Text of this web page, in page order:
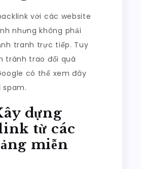
với các website
nhưng không phải
tranh trực tiếp. Tuy
tránh trao đổi quá
có thể xem đây
spam.
dựng
từ các
miễn